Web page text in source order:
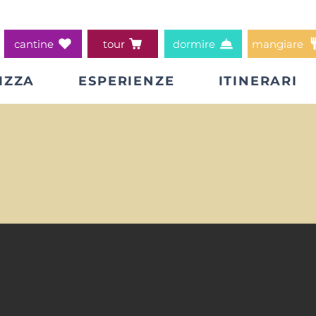
cantine tour dormire mangiare
ESPERIENZE ITINERARI